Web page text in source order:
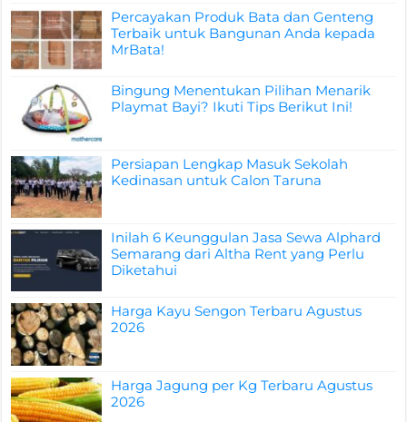
Percayakan Produk Bata dan Genteng
Terbaik untuk Bangunan Anda kepada
MrBata!
Bingung Menentukan Pilihan Menarik
Playmat Bayi? Ikuti Tips Berikut Ini!
Persiapan Lengkap Masuk Sekolah
Kedinasan untuk Calon Taruna
Inilah 6 Keunggulan Jasa Sewa Alphard
Semarang dari Altha Rent yang Perlu
Diketahui
Harga Kayu Sengon Terbaru Agustus
2026
Harga Jagung per Kg Terbaru Agustus
2026